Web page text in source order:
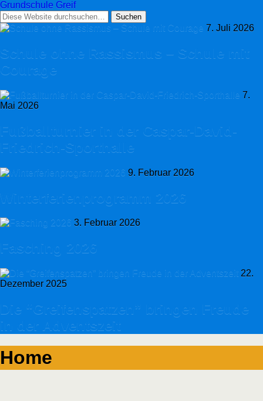
Grundschule Greif
7. Juli 2026
Schule ohne Rassismus – Schule mit
Courage
7.
Mai 2026
Fußballturnier in der Caspar-David-
Friedrich-Sporthalle
9. Februar 2026
Winterferienprogramm 2026
3. Februar 2026
Fasching 2026
22.
Dezember 2025
Die “Greifenspatzen” bringen Freude
in der Adventszeit
Home